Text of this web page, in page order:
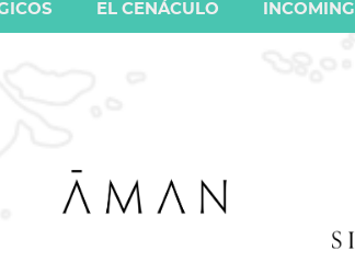
EL CENÁCULO INCOMING